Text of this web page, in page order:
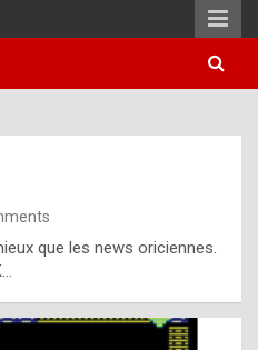
i
u
l
que les news oriciennes.